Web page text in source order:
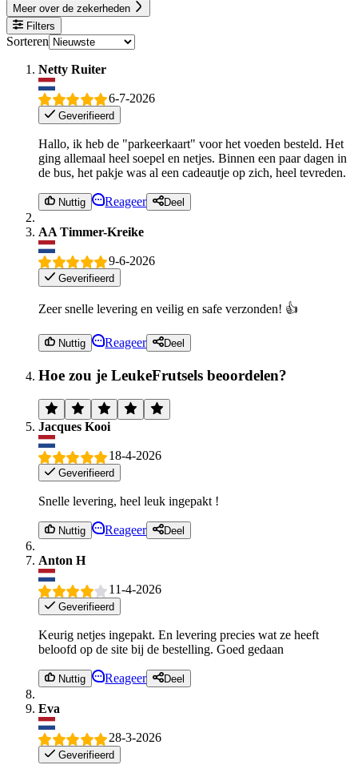
Meer over de zekerheden
Filters
Sorteren
Netty Ruiter
6-7-2026
Geverifieerd
Hallo, ik heb de "parkeerkaart" voor het voeden besteld. Het
ging allemaal heel soepel en netjes. Binnen een paar dagen in
de bus, het pakje was al een cadeautje op zich, heel tevreden.
Nuttig Reageer Deel
AA Timmer-Kreike
9-6-2026
Geverifieerd
Zeer snelle levering en veilig en safe verzonden! 👍
Nuttig Reageer Deel
Hoe zou je LeukeFrutsels beoordelen?
Jacques Kooi
18-4-2026
Geverifieerd
Snelle levering, heel leuk ingepakt !
Nuttig Reageer Deel
Anton H
11-4-2026
Geverifieerd
Keurig netjes ingepakt. En levering precies wat ze heeft
beloofd op de site bij de bestelling. Goed gedaan
Nuttig Reageer Deel
Eva
28-3-2026
Geverifieerd